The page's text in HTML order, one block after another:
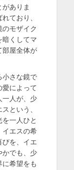
ありま
ており、
モザイク
暗くしてマ
部屋全体が
小さな鏡で
によって
一人が、少
という、
一人ひと
イエスの希
びを、イエ
かでも、少
に希望をも